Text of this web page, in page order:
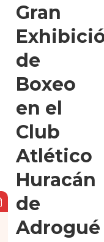
Gran
de
Boxeo
en el
Club
Atlético
Huracán
de
Adrogué